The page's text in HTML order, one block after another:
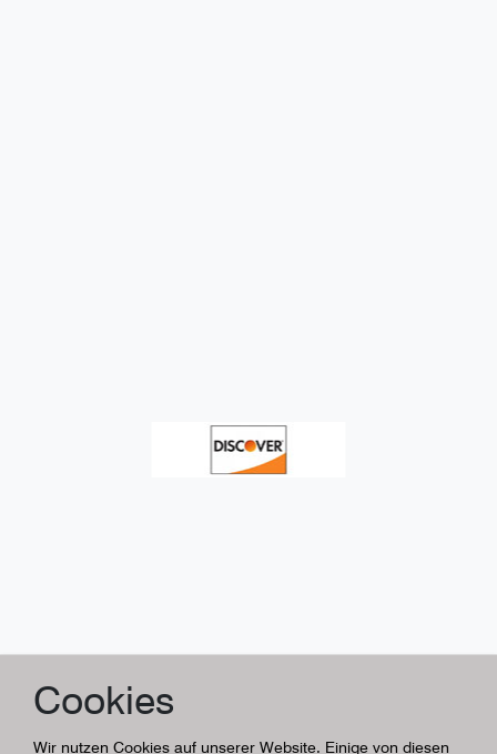
Cookies
Wir nutzen Cookies auf unserer Website. Einige von diesen